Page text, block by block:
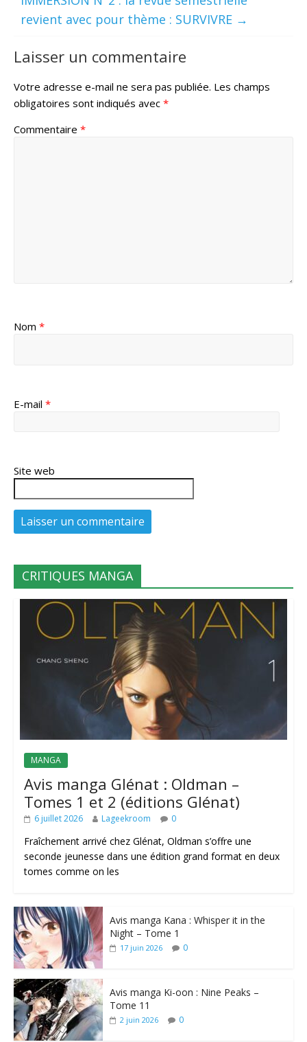
revient avec pour thème : SURVIVRE →
Laisser un commentaire
Votre adresse e-mail ne sera pas publiée. Les champs
obligatoires sont indiqués avec *
Commentaire *
Nom *
E-mail *
Site web
CRITIQUES MANGA
MANGA
Avis manga Glénat : Oldman –
Tomes 1 et 2 (éditions Glénat)
6 juillet 2026 Lageekroom 0
Fraîchement arrivé chez Glénat, Oldman s’offre une
seconde jeunesse dans une édition grand format en deux
tomes comme on les
Avis manga Kana : Whisper it in the
Night – Tome 1
17 juin 2026 0
Avis manga Ki-oon : Nine Peaks –
Tome 11
2 juin 2026 0